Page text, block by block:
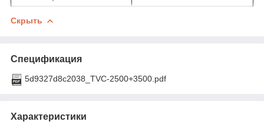
Скрыть
Спецификация
5d9327d8c2038_TVC-2500+3500.pdf
Характеристики